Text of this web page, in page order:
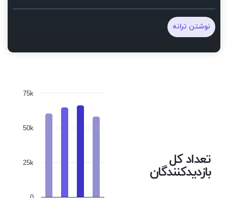
نوشتن ترانه
تعداد کل
بازدیدکنندگان
25k
50k
75k